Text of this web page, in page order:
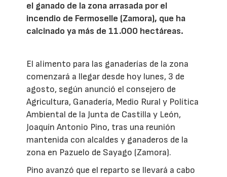
el ganado de la zona arrasada por el
incendio de Fermoselle (Zamora), que ha
calcinado ya más de 11.000 hectáreas.
El alimento para las ganaderías de la zona
comenzará a llegar desde hoy lunes, 3 de
agosto, según anunció el consejero de
Agricultura, Ganadería, Medio Rural y Política
Ambiental de la Junta de Castilla y León,
Joaquín Antonio Pino, tras una reunión
mantenida con alcaldes y ganaderos de la
zona en Pazuelo de Sayago (Zamora).
Pino avanzó que el reparto se llevará a cabo